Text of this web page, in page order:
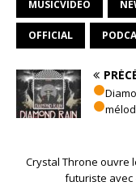
MUSICVIDEO
OFFICIAL
Crystal Throne ouvre
futuriste avec